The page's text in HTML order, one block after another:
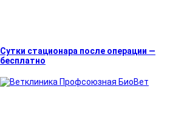
Сутки стационара после операции —
бесплатно